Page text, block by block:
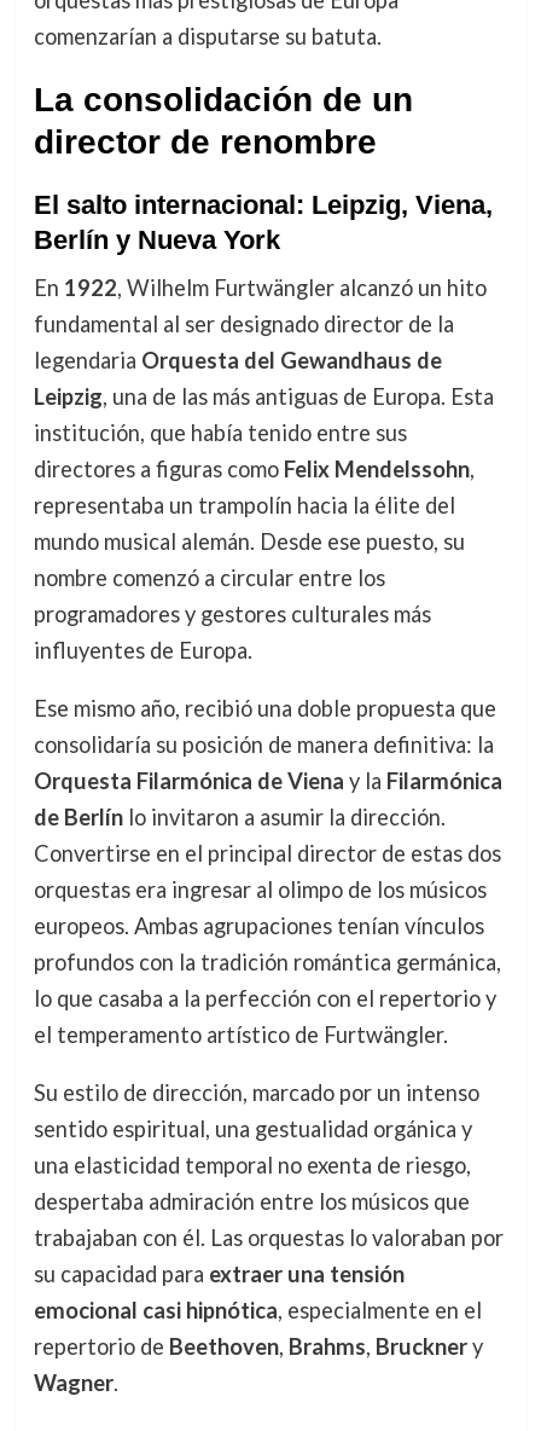
comenzarían a disputarse su batuta.
La consolidación de un
director de renombre
El salto internacional: Leipzig, Viena,
Berlín y Nueva York
En 1922, Wilhelm Furtwängler alcanzó un hito
fundamental al ser designado director de la
legendaria Orquesta del Gewandhaus de
Leipzig, una de las más antiguas de Europa. Esta
institución, que había tenido entre sus
directores a figuras como Felix Mendelssohn,
representaba un trampolín hacia la élite del
mundo musical alemán. Desde ese puesto, su
nombre comenzó a circular entre los
programadores y gestores culturales más
influyentes de Europa.
Ese mismo año, recibió una doble propuesta que
consolidaría su posición de manera definitiva: la
Orquesta Filarmónica de Viena y la Filarmónica
de Berlínlo invitaron a asumir la dirección.
Convertirse en el principal director de estas dos
orquestas era ingresar al olimpo de los músicos
europeos. Ambas agrupaciones tenían vínculos
profundos con la tradición romántica germánica,
lo que casaba a la perfección con el repertorio y
el temperamento artístico de Furtwängler.
Su estilo de dirección, marcado por un intenso
sentido espiritual, una gestualidad orgánica y
una elasticidad temporal no exenta de riesgo,
despertaba admiración entre los músicos que
trabajaban con él. Las orquestas lo valoraban por
su capacidad para extraer una tensión
emocional casi hipnótica, especialmente en el
repertorio de Beethoven, Brahms, Brucknery
Wagner.